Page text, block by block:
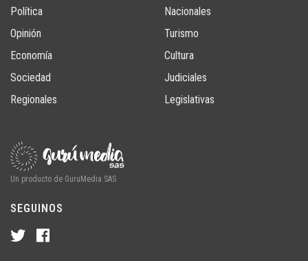
Política
Opinión
Economía
Sociedad
Regionales
Nacionales
Turismo
Cultura
Judiciales
Legislativas
Un producto de GuruMedia SAS
SEGUINOS